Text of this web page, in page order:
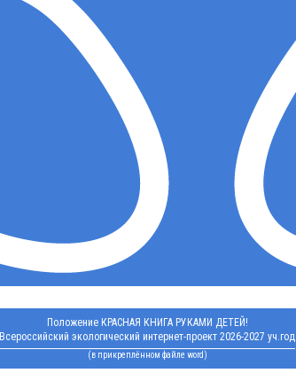
Положение КРАСНАЯ КНИГА РУКАМИ ДЕТЕЙ!
Всероссийский экологический интернет-проект 2026-2027 уч.год
(в прикреплённом файле word)